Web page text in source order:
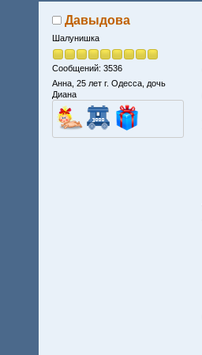
Давыдова
Шалунишка
Сообщений: 3536
Анна, 25 лет г. Одесса, дочь
Диана